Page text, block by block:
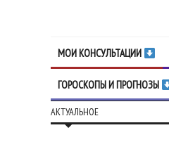
МОИ КОНСУЛЬТАЦИИ
ГОРОСКОПЫ И ПРОГНОЗЫ
АКТУАЛЬНОЕ